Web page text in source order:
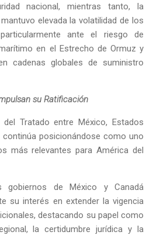
nacional, mientras tanto, la
elevada la volatilidad de los
ante el riesgo de
en el Estrecho de Ormuz y
cadenas globales de suministro
su Ratificación
Tratado entre México, Estados
continúa posicionándose como uno
más relevantes para América del
gobiernos de México y Canadá
su interés en extender la vigencia
destacando su papel como
la certidumbre jurídica y la